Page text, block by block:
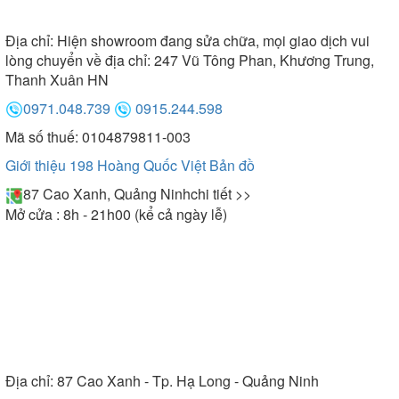
hợp với món ăn cần chế biến.
Địa chỉ: Hiện showroom đang sửa chữa, mọi giao dịch vui
lòng chuyển về địa chỉ: 247 Vũ Tông Phan, Khương Trung,
Thanh Xuân HN
0971.048.739
0915.244.598
Mã số thuế: 0104879811-003
Giới thiệu 198 Hoàng Quốc Việt Bản đồ
87 Cao Xanh, Quảng Ninhchi tiết >>
Mở cửa : 8h - 21h00 (kể cả ngày lễ)
Địa chỉ: 87 Cao Xanh - Tp. Hạ Long - Quảng Ninh